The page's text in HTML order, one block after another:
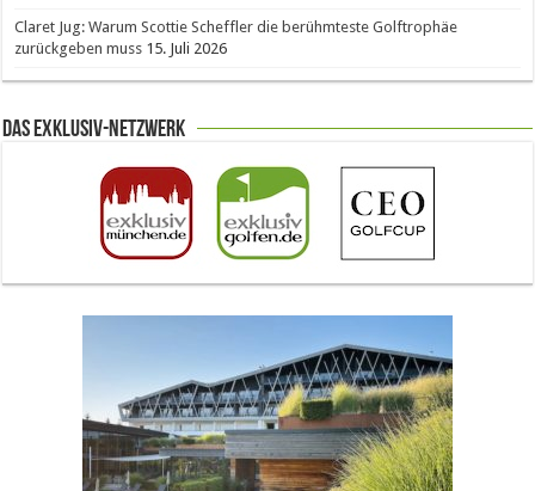
Claret Jug: Warum Scottie Scheffler die berühmteste Golftrophäe
zurückgeben muss 15. Juli 2026
Das Exklusiv-Netzwerk